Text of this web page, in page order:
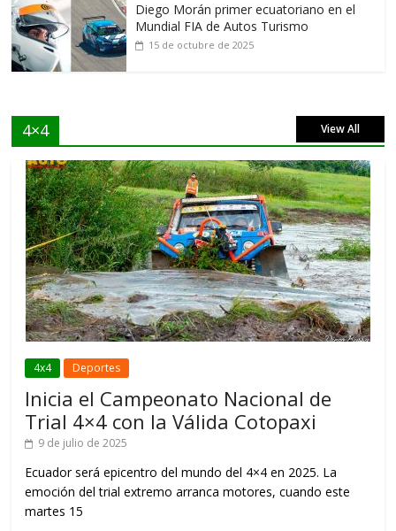
Diego Morán primer ecuatoriano en el
Mundial FIA de Autos Turismo
15 de octubre de 2025
4×4 View All
4x4 Deportes
Inicia el Campeonato Nacional de
Trial 4×4 con la Válida Cotopaxi
9 de julio de 2025
Ecuador será epicentro del mundo del 4×4 en 2025. La
emoción del trial extremo arranca motores, cuando este
martes 15